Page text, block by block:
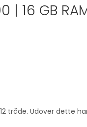
GB
Udover dette har